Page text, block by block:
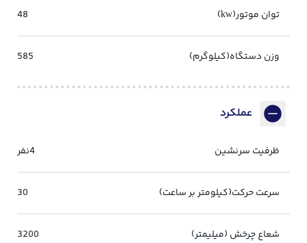
توان موتور(kw) 48
وزن دستگاه(کیلوگرم) 585
عملکرد
ظرفیت سرنشین 4نفر
سرعت حرکت(کیلومتر بر ساعت) 30
شعاع چرخش (میلیمتر) 3200